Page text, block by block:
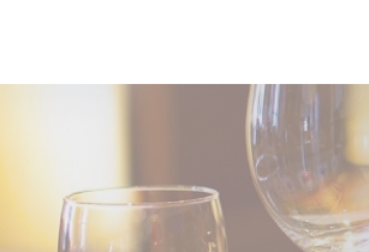
choix en matière de cookies